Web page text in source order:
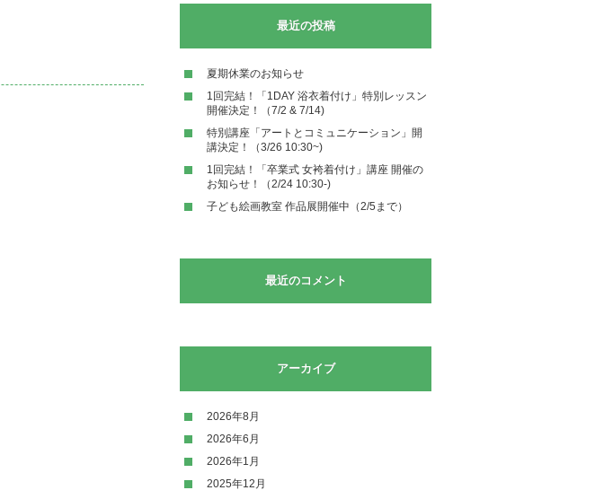
最近の投稿
夏期休業のお知らせ
1回完結！「1DAY 浴衣着付け」特別レッスン
開催決定！（7/2 & 7/14)
特別講座「アートとコミュニケーション」開
講決定！（3/26 10:30~)
1回完結！「卒業式 女袴着付け」講座 開催の
お知らせ！（2/24 10:30-)
子ども絵画教室 作品展開催中（2/5まで）
最近のコメント
アーカイブ
2026年8月
2026年6月
2026年1月
2025年12月